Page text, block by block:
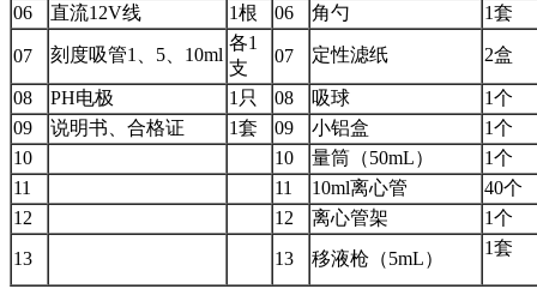
06
直流12V线 1根 06 角勺 1套
07 刻度吸管1、5、10ml
各1
支
07 定性滤纸 2盒
08 PH电极 1只 08 吸球
1个
09
说明书、合格证 1套 09 小铝盒
1个
10
10 量筒（50mL）
1个
11
11 10ml离心管
40个
12
12 离心管架
1个
13
13 移液枪（5mL）
1套